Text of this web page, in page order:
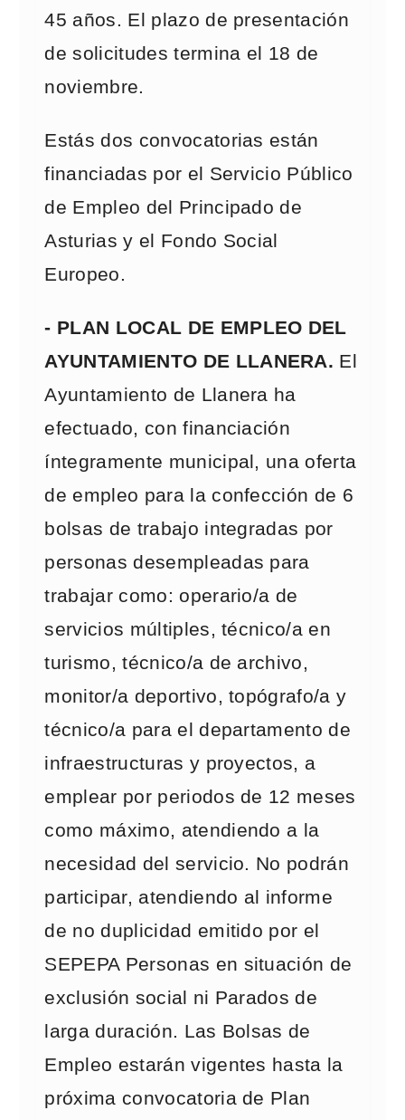
45 años. El plazo de presentación
de solicitudes termina el 18 de
noviembre.
Estás dos convocatorias están
financiadas por el Servicio Público
de Empleo del Principado de
Asturias y el Fondo Social
Europeo.
- PLAN LOCAL DE EMPLEO DEL
AYUNTAMIENTO DE LLANERA. El
Ayuntamiento de Llanera ha
efectuado, con financiación
íntegramente municipal, una oferta
de empleo para la confección de 6
bolsas de trabajo integradas por
personas desempleadas para
trabajar como: operario/a de
servicios múltiples, técnico/a en
turismo, técnico/a de archivo,
monitor/a deportivo, topógrafo/a y
técnico/a para el departamento de
infraestructuras y proyectos, a
emplear por periodos de 12 meses
como máximo, atendiendo a la
necesidad del servicio. No podrán
participar, atendiendo al informe
de no duplicidad emitido por el
SEPEPA Personas en situación de
exclusión social ni Parados de
larga duración. Las Bolsas de
Empleo estarán vigentes hasta la
próxima convocatoria de Plan